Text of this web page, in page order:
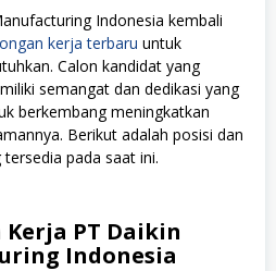
Indonesia kembali
kerja terbaru untuk
Calon kandidat yang
semangat dan dedikasi yang
berkembang meningkatkan
Berikut adalah posisi dan
pada saat ini.
PT Daikin
Indonesia